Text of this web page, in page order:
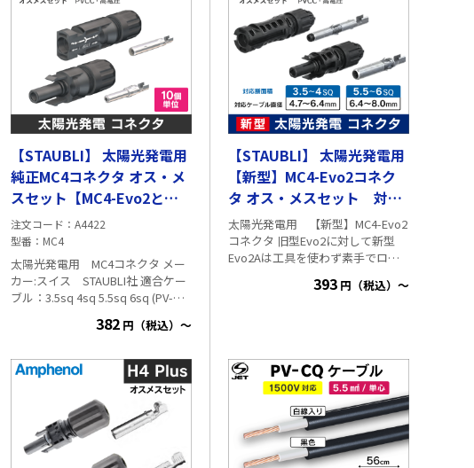
【STAUBLI】 太陽光発電用
純正MC4コネクタ オス・メ
スセット【MC4-Evo2と互
換性有り】
注文コード
A4422
型番
MC4
太陽光発電用 MC4コネクタ メー
カー:スイス STAUBLI社 適合ケー
ブル：3.5sq 4sq 5.5sq 6sq (PV-
ス・メス本体およびコンダクタ一
型番:PV-KBT4/6Ⅱ-UR PV-
KST4/6Ⅱ-UR 1組=オス・メスセッ
382 円（税込）～
【STAUBLI】 太陽光発電用
【新型】MC4-Evo2コネク
タ オス・メスセット 対応
線径：4.7～6.4mm
太陽光発電用 【新型】MC4-Evo2
コネクタ 旧型Evo2に対して新型
Evo2Aは工具を使わず素手でロッ
素手でもロック解除できますが、
CC、PV-CQケーブル
※塩化ビニルと
はケミカルクラックを発生する可
能性があり、
ストーブリ社はPVC外被（HCV）ケ
ーブルとの使用を推奨していませ
ん。 適合ケーブルサイズ：3.5㎟・
393 円（税込）～